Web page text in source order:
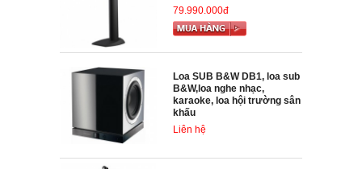
79.990.000đ
Loa SUB B&W DB1, loa sub
B&W,loa nghe nhạc,
karaoke, loa hội trường sân
khấu
Liên hệ